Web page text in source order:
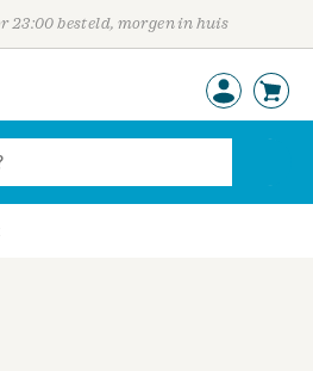
23:00 besteld, morgen in huis